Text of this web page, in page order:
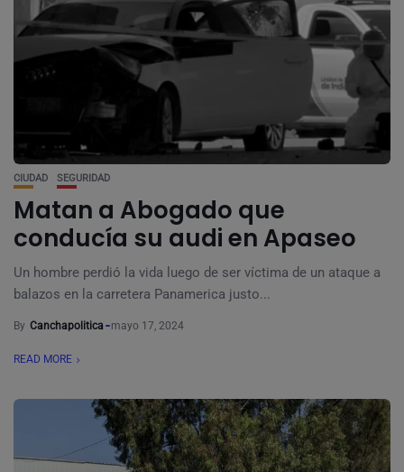
CIUDAD SEGURIDAD
Matan a Abogado que
conducía su audi en Apaseo
Un hombre perdió la vida luego de ser víctima de un ataque a
balazos en la carretera Panamerica justo...
By Canchapolitica mayo 17, 2024
READ MORE